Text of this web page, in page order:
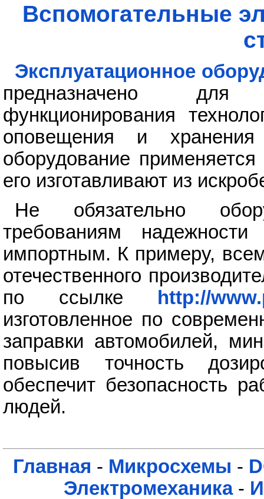
Вспомогательные
Эксплуатационное
предназначено для
функционирования
оповещения и
оборудование
его изготавливают из
Не обязательно
требованиям
импортным. К примеру,
отечественного
по ссылке
http://
изготовленное по
заправки автомобилей,
повысив точность
обеспечит безопасность
людей.
Главная - Микросхемы -
Электромеханика-